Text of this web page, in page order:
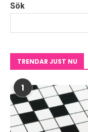
Sök
TRENDAR JUST NU
1